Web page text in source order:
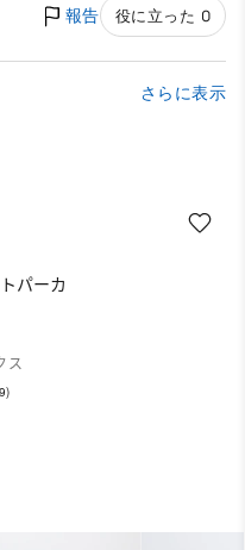
報告 役に立った 0
さらに表示
パーカ
ス